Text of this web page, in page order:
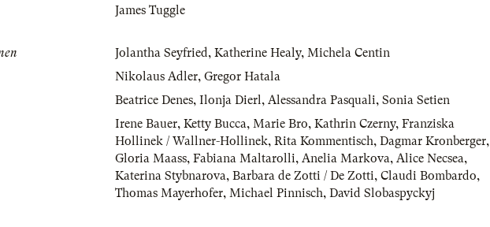
James Tuggle
Jolantha Seyfried, Katherine Healy, Michela Centin
Nikolaus Adler, Gregor Hatala
Beatrice Denes, Ilonja Dierl, Alessandra Pasquali, Sonia Setien
Irene Bauer, Ketty Bucca, Marie Bro, Kathrin Czerny, Franziska
Hollinek / Wallner-Hollinek, Rita Kommentisch, Dagmar Kronberger,
Gloria Maass, Fabiana Maltarolli, Anelia Markova, Alice Necsea,
Katerina Stybnarova, Barbara de Zotti / De Zotti, Claudi Bombardo,
Thomas Mayerhofer, Michael Pinnisch, David Slobaspyckyj